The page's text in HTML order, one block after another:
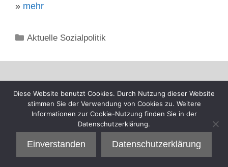
» mehr
Kategorien
Aktuelle Sozialpolitik
Diese Website benutzt Cookies. Durch Nutzung dieser Website
stimmen Sie der Verwendung von Cookies zu. Weitere
Informationen zur Cookie-Nutzung finden Sie in der
Datenschutzerklärung.
Einverstanden Datenschutzerklärung